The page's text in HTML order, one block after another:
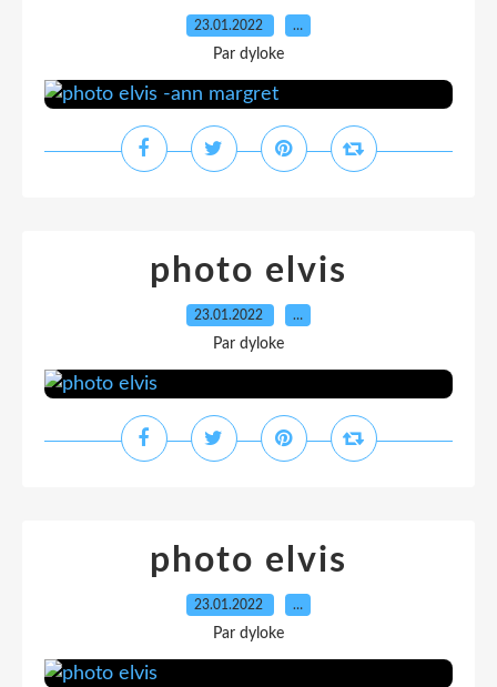
23.01.2022 …
Par dyloke
photo elvis
23.01.2022 …
Par dyloke
photo elvis
23.01.2022 …
Par dyloke